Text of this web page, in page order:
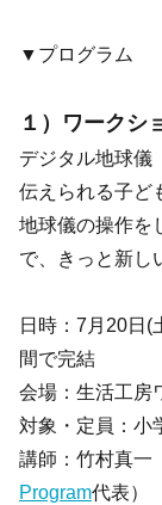
▼プログラム
１）ワークシ
デジタル地球儀
伝えられる子ど
地球儀の操作を
で、きっと新し
日時：7月20日
間で完結
会場：生活工房
対象・定員：小
講師：竹村真一
Program代表）